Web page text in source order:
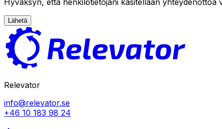
Lähetä
Relevator
info@relevator.se
+46 10 183 98 24